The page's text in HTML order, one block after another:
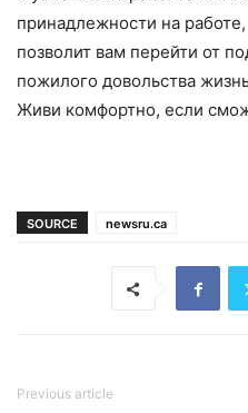
принадлежности на
позволит вам перейти от
пожилого довольства
Живи комфортно, если
SOURCE newsru.ca
Previous article